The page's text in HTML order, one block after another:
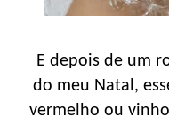
E depois de um
do meu Natal,
vermelho ou